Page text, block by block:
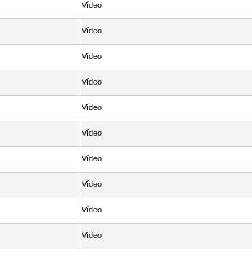
Vídeo
Vídeo
Vídeo
Vídeo
Vídeo
Vídeo
Vídeo
Vídeo
Vídeo
Vídeo